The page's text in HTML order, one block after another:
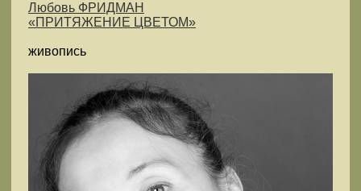
Любовь ФРИДМАН
«ПРИТЯЖЕНИЕ ЦВЕТОМ»
живопись